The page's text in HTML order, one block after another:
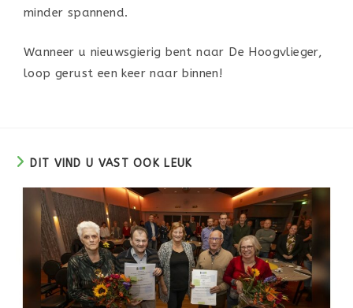
minder spannend.
Wanneer u nieuwsgierig bent naar De Hoogvlieger,
loop gerust een keer naar binnen!
DIT VIND U VAST OOK LEUK